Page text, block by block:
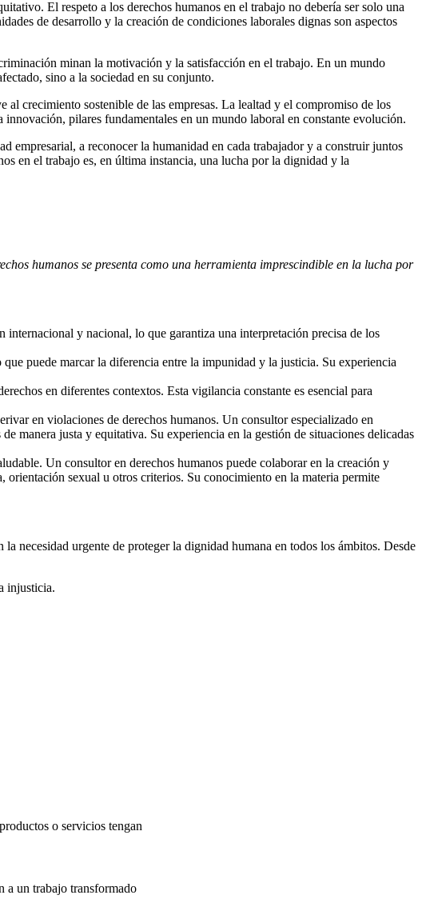
El respeto a los derechos humanos en el trabajo no debería ser solo una
de desarrollo y la creación de condiciones laborales dignas son aspectos
minan la motivación y la satisfacción en el trabajo. En un mundo
sino a la sociedad en su conjunto.
crecimiento sostenible de las empresas. La lealtad y el compromiso de los
pilares fundamentales en un mundo laboral en constante evolución.
empresarial, a reconocer la humanidad en cada trabajador y a construir juntos
en el trabajo es, en última instancia, una lucha por la dignidad y la
humanos se presenta como una herramienta imprescindible en la lucha por
y nacional, lo que garantiza una interpretación precisa de los
puede marcar la diferencia entre la impunidad y la justicia. Su experiencia
en diferentes contextos. Esta vigilancia constante es esencial para
en violaciones de derechos humanos. Un consultor especializado en
manera justa y equitativa. Su experiencia en la gestión de situaciones delicadas
Un consultor en derechos humanos puede colaborar en la creación y
sexual u otros criterios. Su conocimiento en la materia permite
necesidad urgente de proteger la dignidad humana en todos los ámbitos. Desde
injusticia.
o servicios tengan
a un trabajo transformado